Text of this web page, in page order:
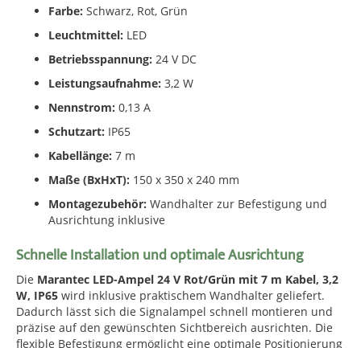
Farbe: Schwarz, Rot, Grün
Leuchtmittel: LED
Betriebsspannung: 24 V DC
Leistungsaufnahme: 3,2 W
Nennstrom: 0,13 A
Schutzart: IP65
Kabellänge: 7 m
Maße (BxHxT): 150 x 350 x 240 mm
Montagezubehör: Wandhalter zur Befestigung und
Ausrichtung inklusive
Schnelle Installation und optimale Ausrichtung
Die Marantec LED-Ampel 24 V Rot/Grün mit 7 m Kabel, 3,2
W, IP65 wird inklusive praktischem Wandhalter geliefert.
Dadurch lässt sich die Signalampel schnell montieren und
präzise auf den gewünschten Sichtbereich ausrichten. Die
flexible Befestigung ermöglicht eine optimale Positionierung